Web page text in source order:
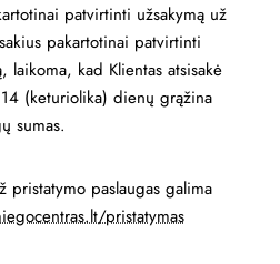
patvirtinti užsakymą už
pakartotinai patvirtinti
laikoma, kad Klientas atsisakė
(keturiolika) dienų grąžina
sumas.
pristatymo paslaugas galima
pristatymas